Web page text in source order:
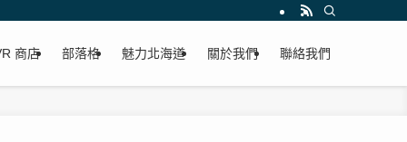
商店 部落格 魅力北海道 關於我們 聯絡我們